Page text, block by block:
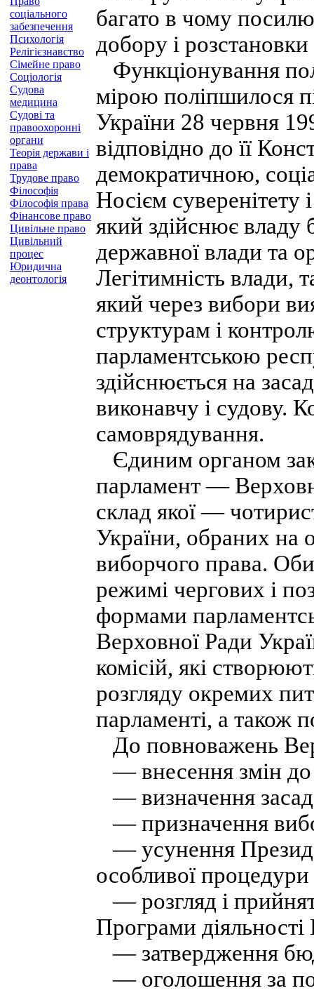
соціального
забезпечення
Психологія
Релігієзнавство
Сімейне право
Соціологія
Судова
медицина
Судові та
правоохоронні
органи
Теорія держави і
права
Трудове право
Філософія
Філософія права
Фінансове право
Цивільне право
Цивільний
процес
Юридична
деонтологія
багато в чому
добору і розстановки
Функціонування
мірою поліпшилося
України 28 червня
відповідно до її
демократичною,
Носієм
який здійснює владу
державної влади та
Легітимність влади,
який через вибори
структурам і
парламентською
здійснюється на
виконавчу і судову.
самоврядування.
Єдиним органом
парламент —
склад якої —
України, обраних на
виборчого права.
режимі чергових і
формами
Верховної Ради
комісій, які
розгляду окремих
парламенті, а також
До повноважень
— внесення змін до
— визначення засад
— призначення
— усунення
особливої
— розгляд і
Програми діяльності
— затвердження
— оголошення за